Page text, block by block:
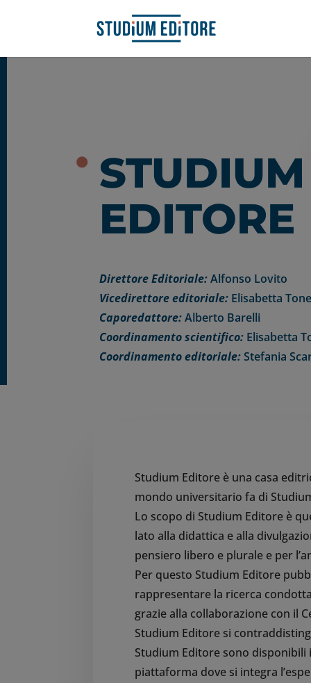
STUDIUM
EDITORE
Direttore Editoriale: Alfonso Lovito
Vicedirettore editoriale: Elisabetta
Caporedattore:Alberto Barelli
Coordinamento scientifico: Elisabetta
Coordinamento editoriale: Stefania
Studium Editore è una casa
mondo universitario fa di
Lo scopo di Studium Editore è
lato alla didattica e alla
pensiero libero e plurale e per
Per questo Studium Editore
rappresentare la ricerca
grazie alla collaborazione con il
Studium Editore si
Studium Editore sono
piattaforma dove si integra